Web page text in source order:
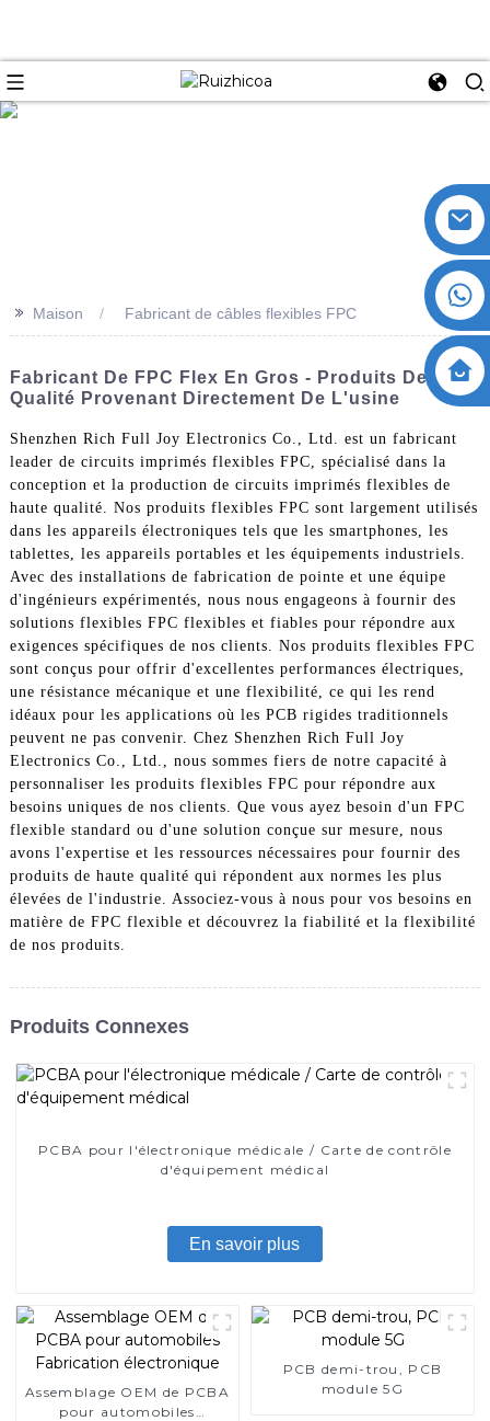
>> Maison Fabricant de câbles flexibles FPC
Fabricant De FPC Flex En Gros - Produits De
Qualité Provenant Directement De L'usine
Shenzhen Rich Full Joy Electronics Co., Ltd. est un fabricant
leader de circuits imprimés flexibles FPC, spécialisé dans la
conception et la production de circuits imprimés flexibles de
haute qualité. Nos produits flexibles FPC sont largement utilisés
dans les appareils électroniques tels que les smartphones, les
tablettes, les appareils portables et les équipements industriels.
Avec des installations de fabrication de pointe et une équipe
d'ingénieurs expérimentés, nous nous engageons à fournir des
solutions flexibles FPC flexibles et fiables pour répondre aux
exigences spécifiques de nos clients. Nos produits flexibles FPC
sont conçus pour offrir d'excellentes performances électriques,
une résistance mécanique et une flexibilité, ce qui les rend
idéaux pour les applications où les PCB rigides traditionnels
peuvent ne pas convenir. Chez Shenzhen Rich Full Joy
Electronics Co., Ltd., nous sommes fiers de notre capacité à
personnaliser les produits flexibles FPC pour répondre aux
besoins uniques de nos clients. Que vous ayez besoin d'un FPC
flexible standard ou d'une solution conçue sur mesure, nous
avons l'expertise et les ressources nécessaires pour fournir des
produits de haute qualité qui répondent aux normes les plus
élevées de l'industrie. Associez-vous à nous pour vos besoins en
matière de FPC flexible et découvrez la fiabilité et la flexibilité
de nos produits.
Produits Connexes
PCBA pour l'électronique médicale / Carte de contrôle
d'équipement médical
En savoir plus
Assemblage OEM de PCBA
pour automobiles
PCB demi-trou, PCB
module 5G